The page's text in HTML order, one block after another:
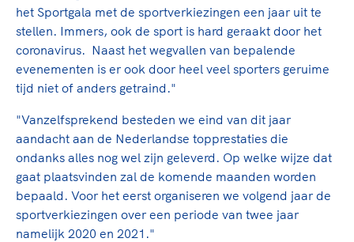
een rondje fietsen, door samen te skaten of naar
de sportschool te gaan. Door samen te juichen
voor Sifan Hassan, Rico Verhoeven, Diede de
Groot en het Nederlands Elftal. Of met trots te
genieten van de karatewedstrijd van je dochter,
de halve marathon van je moeder of de
hockeywedstrijd van je buurjongen.
Lees verder
Beroepskrachten
Samen voor een veilige
sportomgeving
Voor welk gedrag staat de club? Wat mag wel
langs de lijn, in de kleedkamer, kantine en online?
En wat mag vooral niet? Een gedragscode geeft
hier richting aan en is dus een belangrijk
onderdeel van het clubbeleid rondom gewenst en
ongewenst gedrag.
De TeamNL Academie
De TeamNL Academie biedt een leer- en
ontwikkelprogramma voor de volgende functies
binnen TeamNL programma's: experts, coaches,
toekomstig kader.
Lees verder
het Sportgala met de sportverkiezingen een jaar uit te
stellen. Immers, ook de sport is hard geraakt door het
coronavirus. Naast het wegvallen van bepalende
evenementen is er ook door heel veel sporters geruime
tijd niet of anders getraind."
"Vanzelfsprekend besteden we eind van dit jaar
aandacht aan de Nederlandse topprestaties die
ondanks alles nog wel zijn geleverd. Op welke wijze dat
gaat plaatsvinden zal de komende maanden worden
bepaald. Voor het eerst organiseren we volgend jaar de
sportverkiezingen over een periode van twee jaar
namelijk 2020 en 2021."